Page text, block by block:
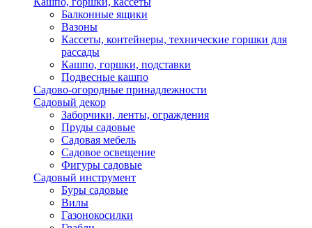
Балконные ящики
Вазоны
Кассеты, контейнеры, технические горшки для
рассады
Кашпо, горшки, подставки
Подвесные кашпо
Садово-огородные принадлежности
Садовый декор
Заборчики, ленты, ограждения
Пруды садовые
Садовая мебель
Садовое освещение
Фигуры садовые
Садовый инструмент
Буры садовые
Вилы
Газонокосилки